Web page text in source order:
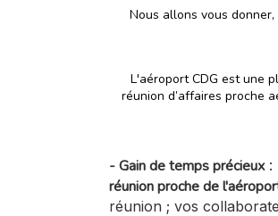
Nous allons vous
L'aéroport CDG est une
réunion d’affaires proche
- Gain de temps précieux:
réunion proche de
réunion ; vos